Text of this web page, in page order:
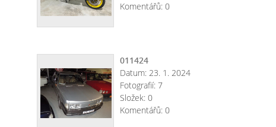
Komentářů: 0
011424
Datum: 23. 1. 2024
Fotografií: 7
Složek: 0
Komentářů: 0